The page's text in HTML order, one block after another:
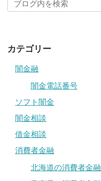
カテゴリー
闇金融
闇金電話番号
ソフト闇金
闇金相談
借金相談
消費者金融
北海道の消費者金融